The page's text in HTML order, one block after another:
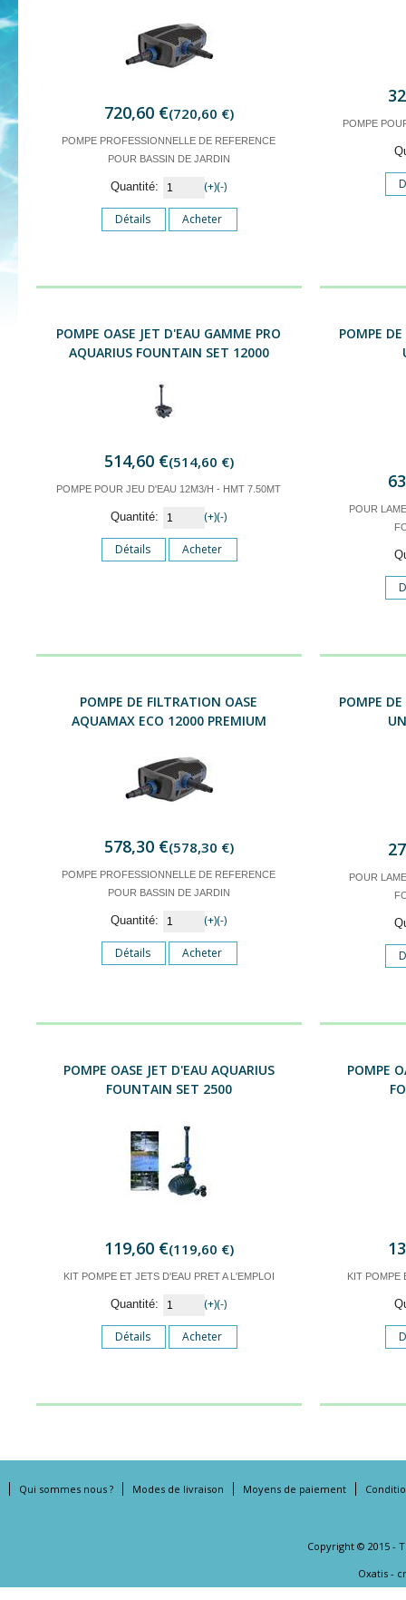
720,60 €(720,60 €)
POMPE PROFESSIONNELLE DE REFERENCE
POUR BASSIN DE JARDIN
Quantité: (+)(-)
Détails Acheter
POMPE
POMPE OASE JET D'EAU GAMME PRO
AQUARIUS FOUNTAIN SET 12000
514,60 €(514,60 €)
POMPE POUR JEU D'EAU 12M3/H - HMT 7.50MT
Quantité: (+)(-)
Détails Acheter
POMPE
POUR
POMPE DE FILTRATION OASE
AQUAMAX ECO 12000 PREMIUM
578,30 €(578,30 €)
POMPE PROFESSIONNELLE DE REFERENCE
POUR BASSIN DE JARDIN
Quantité: (+)(-)
Détails Acheter
POMPE
POUR
POMPE OASE JET D'EAU AQUARIUS
FOUNTAIN SET 2500
119,60 €(119,60 €)
KIT POMPE ET JETS D'EAU PRET A L'EMPLOI
Quantité: (+)(-)
Détails Acheter
POMPE
KIT POMPE
Qui sommes nous ? Modes de livraison Moyens de paiement
Copyright © 2015 -
Oxatis -